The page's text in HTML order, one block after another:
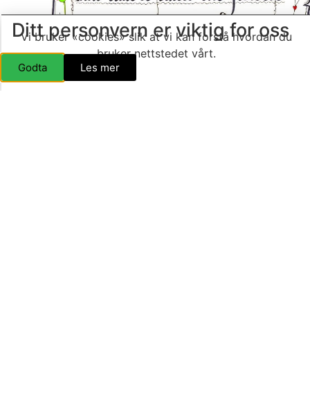
Rita Flottorp sin humørfylte sommerlogo, som vi er
så heldige å ha fått lov il å bruke gjennom
sommeren.
Ditt personvern er viktig for oss
Vi bruker «cookies» slik at vi kan forstå hvordan du
bruker nettstedet vårt.
Godta Les mer